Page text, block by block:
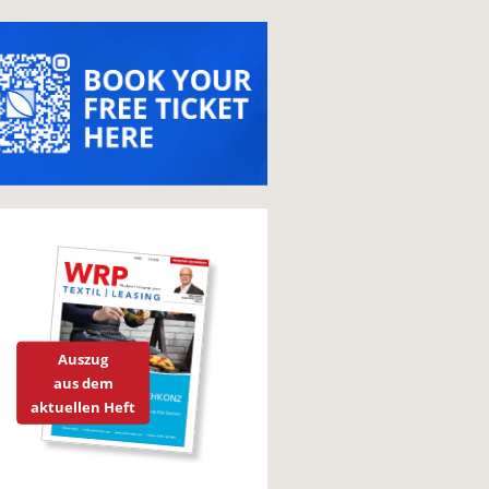
Auszug
aus dem
aktuellen Heft